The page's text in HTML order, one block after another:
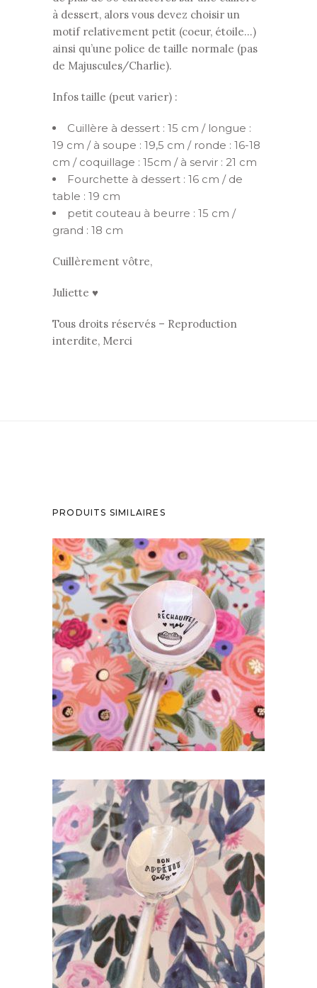
à dessert, alors vous devez choisir un
motif relativement petit (coeur, étoile…)
ainsi qu’une police de taille normale (pas
de Majuscules/Charlie).
Infos taille (peut varier) :
Cuillère à dessert : 15 cm / longue :
19 cm / à soupe : 19,5 cm / ronde : 16-18
cm / coquillage : 15cm / à servir : 21 cm
Fourchette à dessert : 16 cm / de
table : 19 cm
petit couteau à beurre : 15 cm /
grand : 18 cm
Cuillèrement vôtre,
Juliette ♥
Tous droits réservés – Reproduction
interdite, Merci
PRODUITS SIMILAIRES
CUILLÈRE RONDE GRAVÉE VINTAGE :
RÉCHAUFFE MOI
35,00€
AJOUTER AU PANIER
CUILLÈRE ATYPIQUE GRAVÉE VINTAGE :
BON APPÉTIT BABY
35,00€
AJOUTER AU PANIER